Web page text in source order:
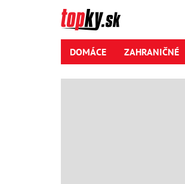
DOMÁCE ZAHRANIČNÉ